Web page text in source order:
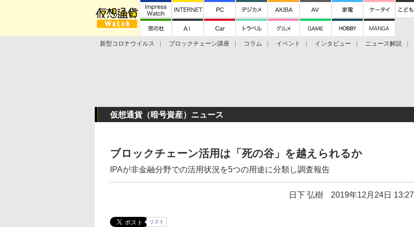
新型コロナウイルス ブロックチェーン講座 コラム イベント インタビュー ニュース解説
仮想通貨（暗号資産）ニュース
ブロックチェーン活用は「死の谷」を越えられるか
IPAが非金融分野での活用状況を5つの用途に分類し調査報告
日下 弘樹 2019年12月24日 13:27
リスト